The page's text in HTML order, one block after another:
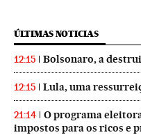
ÚLTIMAS NOTICIAS
12:15 Bolsonaro, a
12:15 Lula, uma
21:14
O programa
impostos para os ricos e